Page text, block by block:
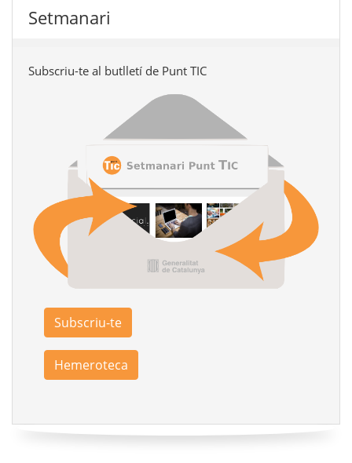
Setmanari
Subscriu-te al butlletí de Punt TIC
Subscriu-te
Hemeroteca